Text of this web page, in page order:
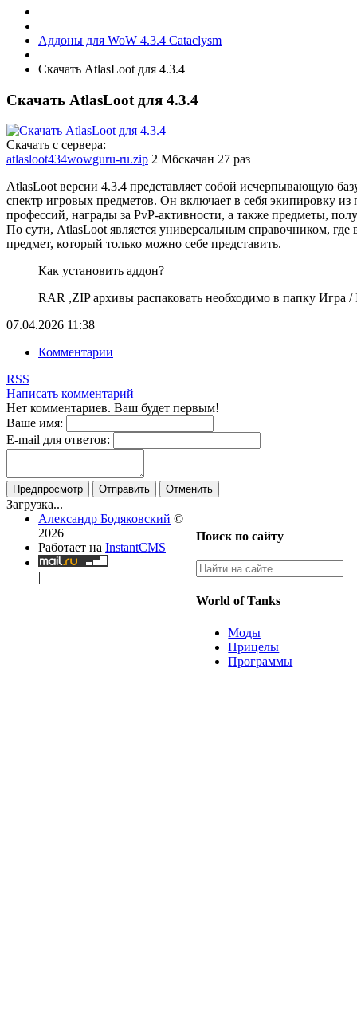
Аддоны для WoW 4.3.4 Cataclysm
Скачать AtlasLoot для 4.3.4
Скачать AtlasLoot для 4.3.4
Скачать с сервера:
atlasloot434wowguru-ru.zip 2 Мбскачан 27 раз
AtlasLoot версии 4.3.4 представляет собой исчерпывающую
спектр игровых предметов. Он включает в себя экипировку
профессий, награды за PvP-активности, а также предметы,
По сути, AtlasLoot является универсальным справочником,
предмет, который только можно себе представить.
Как установить аддон?
RAR ,ZIP архивы распаковать необходимо в папку Игра /
07.04.2026 11:38
Комментарии
RSS
Написать комментарий
Нет комментариев. Ваш будет первым!
Ваше имя:
E-mail для ответов:
Предпросмотр Отправить Отменить
Загрузка...
Поиск по сайту
World of Tanks
Моды
Прицелы
Программы
Александр Бодяковский ©
2026
Работает на InstantCMS
|